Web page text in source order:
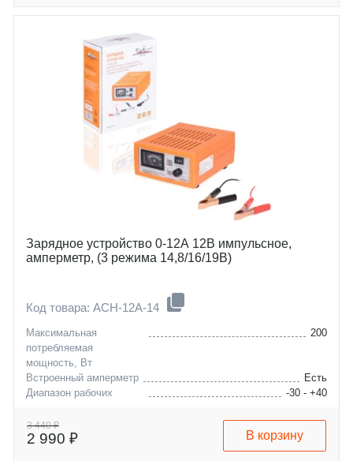
Зарядное устройство 0-12А 12В импульсное,
амперметр, (3 режима 14,8/16/19В)
Код товара: ACH-12A-14
Максимальная
потребляемая
мощность, Вт
200
Встроенный амперметр
Есть
Диапазон рабочих
-30 - +40
Максимальная емкость
заряжаемой АКБ, А/ч
200
3 440 ₽
2 990 ₽ В корзину